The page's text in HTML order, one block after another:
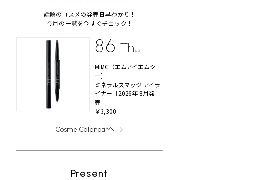
話題のコスメの発売日早わかり！
今月の一覧を今すぐチェック！
8.6 Thu
MiMC（エムアイエムシ
ー）
ミネラルスマッジ アイラ
イナー［2026年 8月発
売］
￥3,300
Cosme Calendarへ
Present